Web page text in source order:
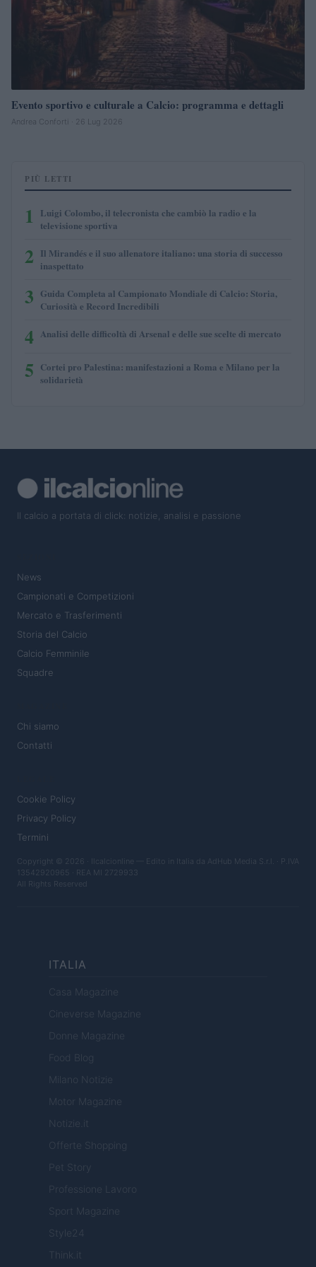
Evento sportivo e culturale a Calcio: programma e dettagli
Andrea Conforti · 26 Lug 2026
PIÙ LETTI
1
Luigi Colombo, il telecronista che cambiò la radio e la
televisione sportiva
2 Il Mirandés e il suo allenatore italiano: una storia di successo
inaspettato
3 Guida Completa al Campionato Mondiale di Calcio: Storia,
Curiosità e Record Incredibili
4 Analisi delle difficoltà di Arsenal e delle sue scelte di mercato
5 Cortei pro Palestina: manifestazioni a Roma e Milano per la
solidarietà
Il calcio a portata di click: notizie, analisi e passione
News
Campionati e Competizioni
Mercato e Trasferimenti
Storia del Calcio
Calcio Femminile
Squadre
Chi siamo
Contatti
Cookie Policy
Privacy Policy
Termini
Copyright © 2026 · Ilcalcionline — Edito in Italia da AdHub Media S.r.l. · P.IVA
13542920965 · REA MI 2729933
All Rights Reserved
ITALIA
Casa Magazine
Cineverse Magazine
Donne Magazine
Food Blog
Milano Notizie
Motor Magazine
Notizie.it
Offerte Shopping
Pet Story
Professione Lavoro
Sport Magazine
Style24
Think.it